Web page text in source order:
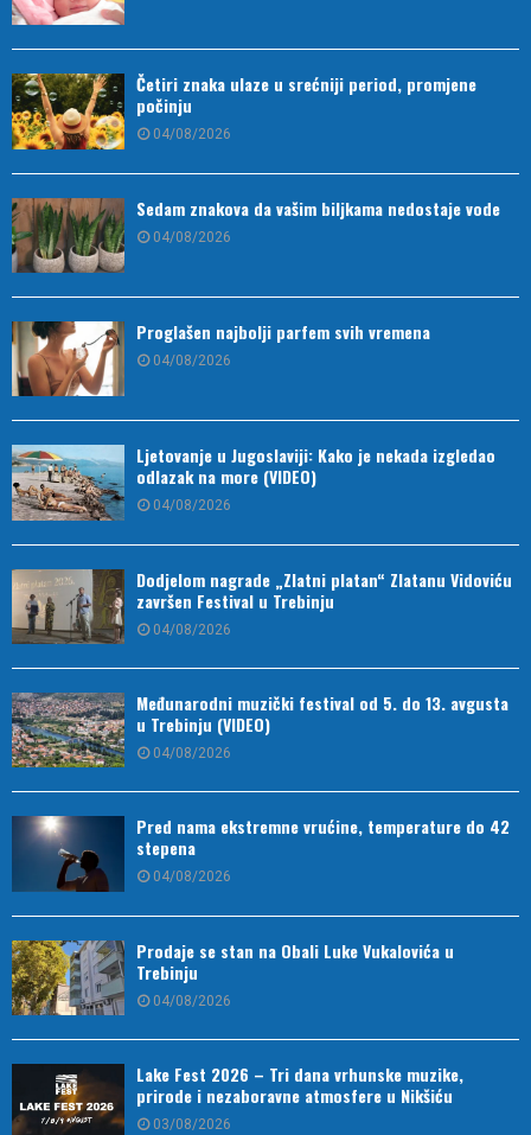
Četiri znaka ulaze u srećniji period, promjene
počinju
04/08/2026
Sedam znakova da vašim biljkama nedostaje vode
04/08/2026
Proglašen najbolji parfem svih vremena
04/08/2026
Ljetovanje u Jugoslaviji: Kako je nekada izgledao
odlazak na more (VIDEO)
04/08/2026
Dodjelom nagrade „Zlatni platan“ Zlatanu Vidoviću
završen Festival u Trebinju
04/08/2026
Međunarodni muzički festival od 5. do 13. avgusta
u Trebinju (VIDEO)
04/08/2026
Pred nama ekstremne vrućine, temperature do 42
stepena
04/08/2026
Prodaje se stan na Obali Luke Vukalovića u
Trebinju
04/08/2026
Lake Fest 2026 – Tri dana vrhunske muzike,
prirode i nezaboravne atmosfere u Nikšiću
03/08/2026